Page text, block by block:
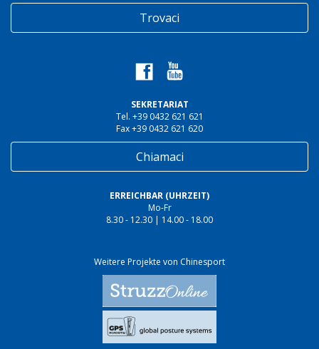
Trovaci
SEKRETARIAT
Tel. +39 0432 621 621
Fax +39 0432 621 620
Chiamaci
ERREICHBAR (UHRZEIT)
Mo-Fr
8.30 - 12.30 | 14.00 - 18.00
Weitere Projekte von Chinesport